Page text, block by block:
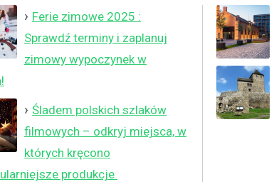
Ferie zimowe 2025 :
Sprawdź terminy i zaplanuj
zimowy wypoczynek w
Śladem polskich szlaków
filmowych – odkryj miejsca, w
których kręcono
produkcje